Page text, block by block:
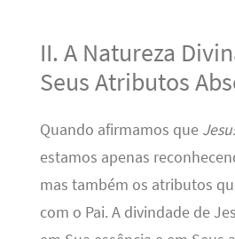
II. A Natureza
Seus Atributos
Quando afirmamos que
estamos apenas
mas também os atributos
com o Pai. A divindade de